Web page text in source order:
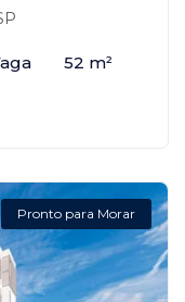
52 m²
Pronto para Morar